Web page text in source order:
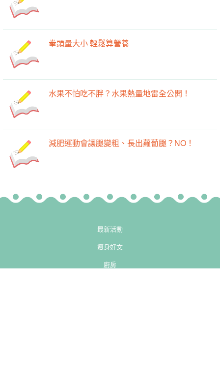
拳頭量大小 輕鬆算營養
水果不怕吃不胖？水果熱量地雷全公開！
減肥運動會讓腿變粗、長出蘿蔔腿？NO！
最新活動
瘦身好文
廚房